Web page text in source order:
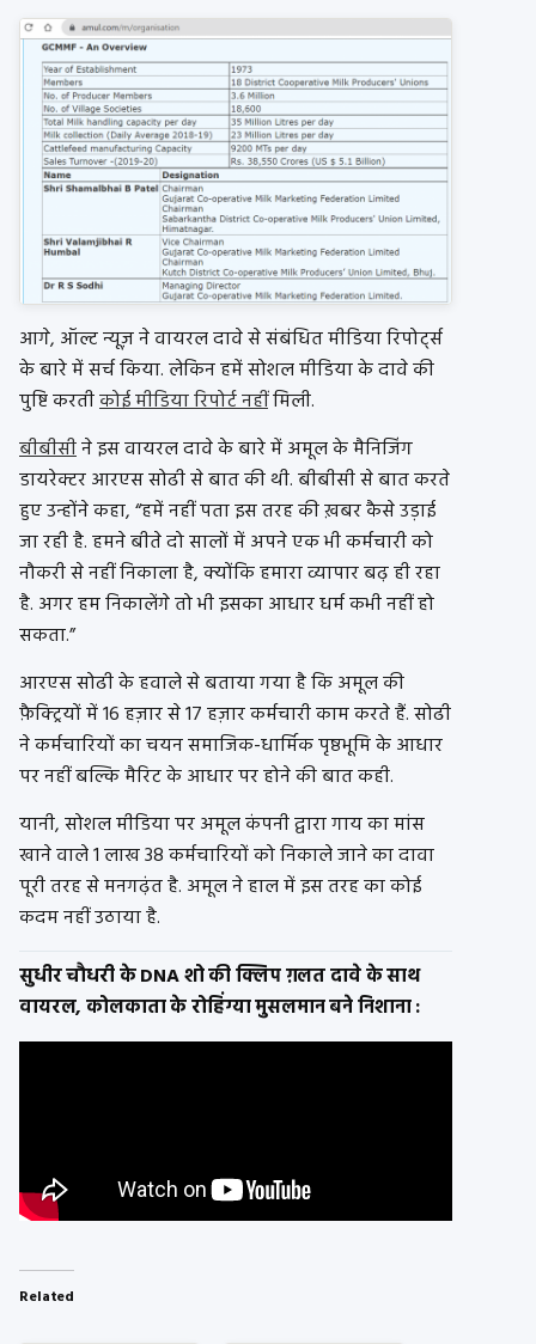
आगे, ऑल्ट न्यूज़ ने वायरल दावे से संबंधित मीडिया रिपोर्ट्स
के बारे में सर्च किया. लेकिन हमें सोशल मीडिया के दावे की
पुष्टि करतीकोई मीडिया रिपोर्ट नहींमिली.
बीबीसीने इस वायरल दावे के बारे में अमूल के मैनिजिंग
डायरेक्टर आरएस सोढी से बात की थी. बीबीसी से बात करते
हुए उन्होंने कहा, “हमें नहीं पता इस तरह की ख़बर कैसे उड़ाई
जा रही है. हमने बीते दो सालों में अपने एक भी कर्मचारी को
नौकरी से नहीं निकाला है, क्योंकि हमारा व्यापार बढ़ ही रहा
है. अगर हम निकालेंगे तो भी इसका आधार धर्म कभी नहीं हो
सकता.”
आरएस सोढी के हवाले से बताया गया है कि अमूल की
फ़ैक्ट्रियों में 16 हज़ार से 17 हज़ार कर्मचारी काम करते हैं. सोढी
ने कर्मचारियों का चयन समाजिक-धार्मिक पृष्ठभूमि के आधार
पर नहीं बल्कि मैरिट के आधार पर होने की बात कही.
यानी, सोशल मीडिया पर अमूल कंपनी द्वारा गाय का मांस
खाने वाले 1 लाख 38 कर्मचारियों को निकाले जाने का दावा
पूरी तरह से मनगढ़ंत है. अमूल ने हाल में इस तरह का कोई
कदम नहीं उठाया है.
सुधीर चौधरी के DNA शो की क्लिप ग़लत दावे के साथ
वायरल, कोलकाता के रोहिंग्या मुसलमान बने निशाना :
Related